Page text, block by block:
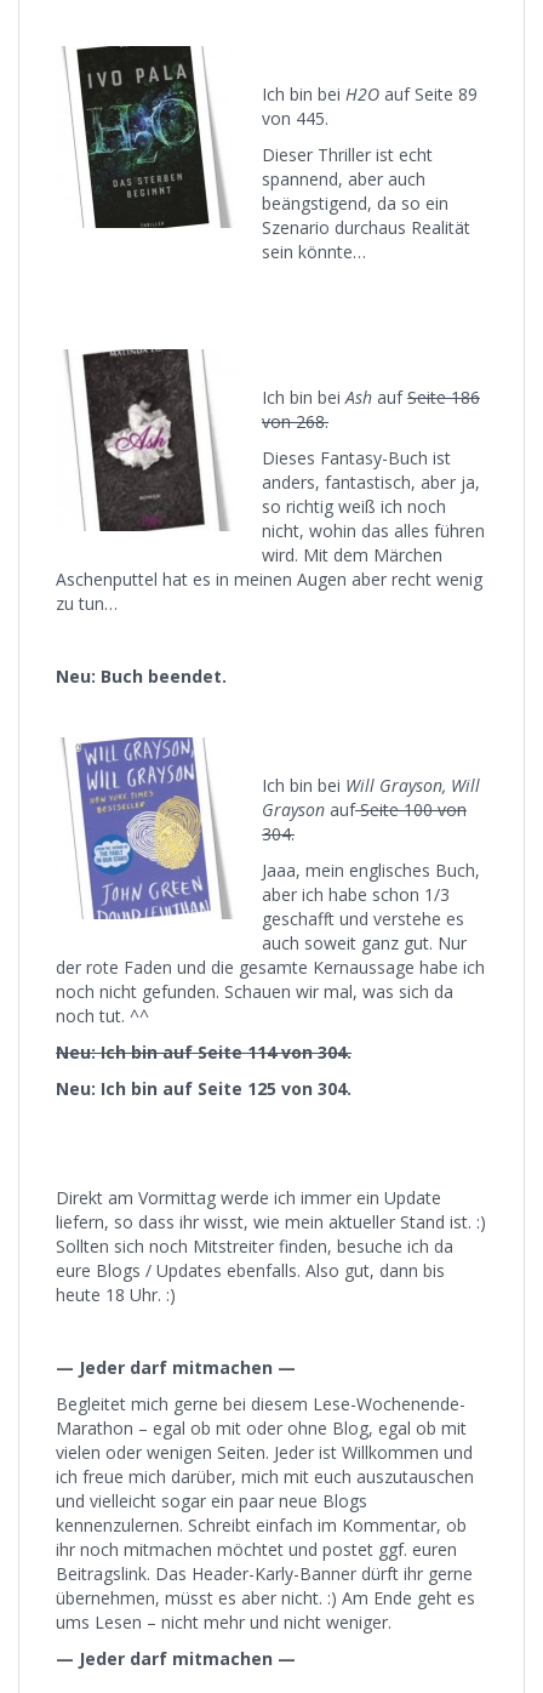
Ich bin bei H2O auf Seite 89
von 445.
Dieser Thriller ist echt
spannend, aber auch
beängstigend, da so ein
Szenario durchaus Realität
sein könnte…
Ich bin beiAsh aufSeite 186
von 268.
Dieses Fantasy-Buch ist
anders, fantastisch, aber ja,
so richtig weiß ich noch
nicht, wohin das alles führen
wird. Mit dem Märchen
Aschenputtel hat es in meinen Augen aber recht wenig
zu tun…
Neu: Buch beendet.
Ich bin bei Will Grayson, Will
Grayson aufSeite 100 von
304.
Jaaa, mein englisches Buch,
aber ich habe schon 1/3
geschafft und verstehe es
auch soweit ganz gut. Nur
der rote Faden und die gesamte Kernaussage habe ich
noch nicht gefunden. Schauen wir mal, was sich da
noch tut. ^^
Neu: Ich bin auf Seite 114 von 304.
Neu: Ich bin auf Seite 125 von 304.
Direkt am Vormittag werde ich immer ein Update
liefern, so dass ihr wisst, wie mein aktueller Stand ist. :)
Sollten sich noch Mitstreiter finden, besuche ich da
eure Blogs / Updates ebenfalls. Also gut, dann bis
heute 18 Uhr. :)
— Jeder darf mitmachen —
Begleitet mich gerne bei diesem Lese-Wochenende-
Marathon – egal ob mit oder ohne Blog, egal ob mit
vielen oder wenigen Seiten. Jeder ist Willkommen und
ich freue mich darüber, mich mit euch auszutauschen
und vielleicht sogar ein paar neue Blogs
kennenzulernen. Schreibt einfach im Kommentar, ob
ihr noch mitmachen möchtet und postet ggf. euren
Beitragslink. Das Header-Karly-Banner dürft ihr gerne
übernehmen, müsst es aber nicht. :) Am Ende geht es
ums Lesen – nicht mehr und nicht weniger.
— Jeder darf mitmachen —